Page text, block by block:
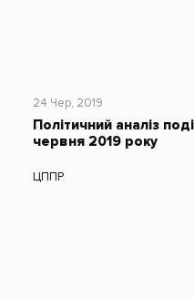
24 Чер, 2019
Політичний аналіз
червня 2019 року
ЦППР